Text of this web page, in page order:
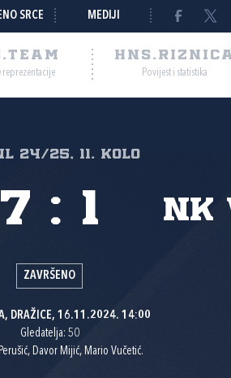
SRCE MEDIJI
reprezentacije Povijest i statistika
24/25, 11. kolo
NK
7 : 1
ZAVRŠENO
DRAŽICE, 16.11.2024. 14:00
Gledatelja: 50
Davor Mijić, Mario Vučetić.